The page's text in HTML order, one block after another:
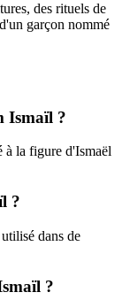
des rituels de
garçon nommé
Ismaïl ?
à la figure d'Ismaël
?
dans de
?